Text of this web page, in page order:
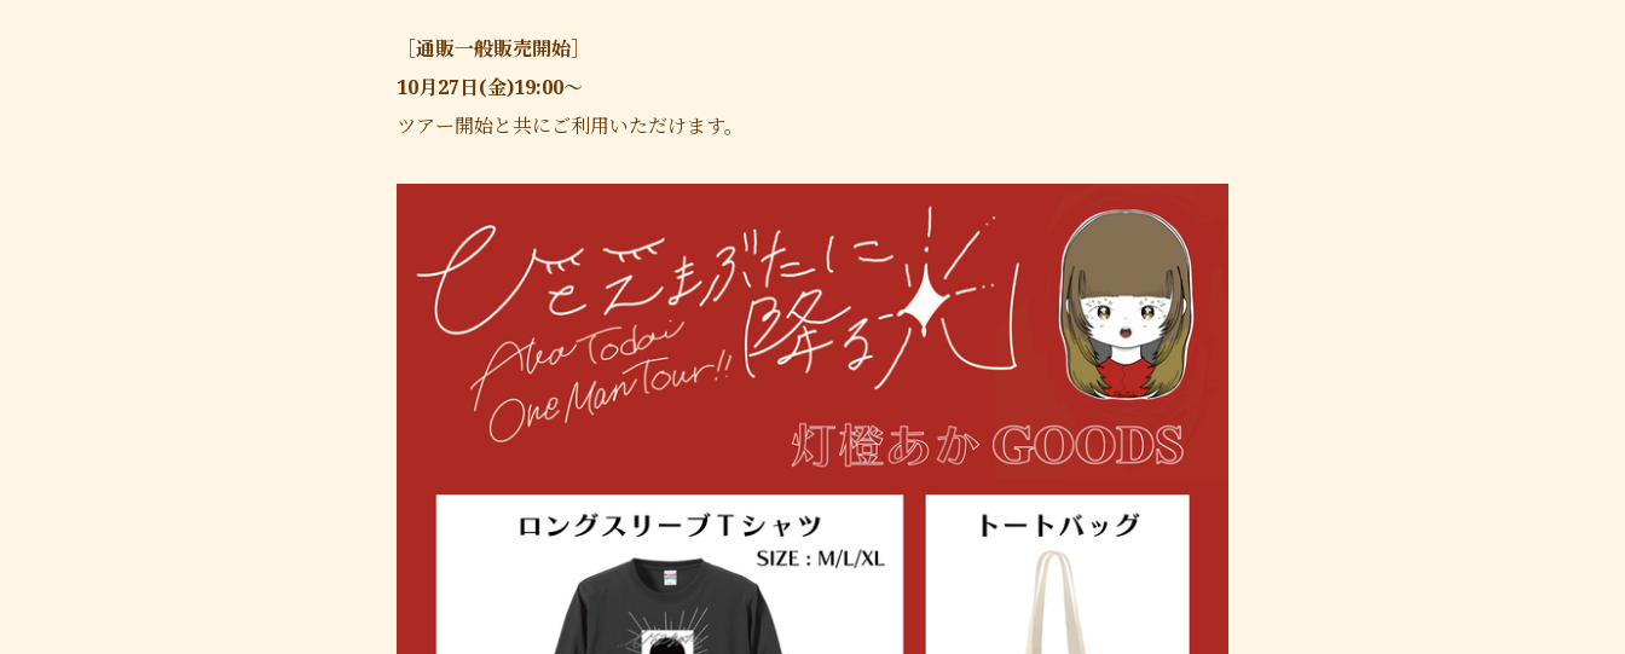
［通販一般販売開始］
10月27日(金)19:00〜
ツアー開始と共にご利用いただけます。